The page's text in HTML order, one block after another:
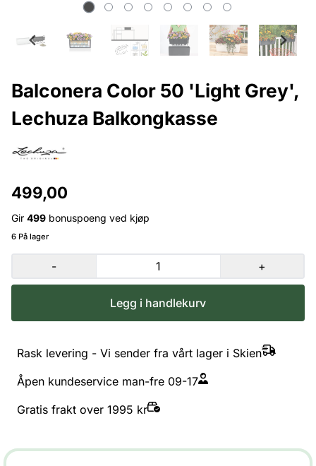
Balconera Color 50 'Light Grey',
Lechuza Balkongkasse
499,00
Gir 499 bonuspoeng ved kjøp
6 På lager
- +
Legg i handlekurv
Rask levering - Vi sender fra vårt lager i Skien
Åpen kundeservice man-fre 09-17
Gratis frakt over 1995 kr